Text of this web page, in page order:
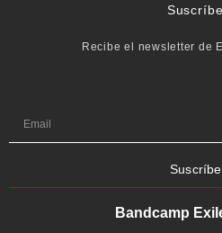
Recibe el newsletter de
Bandcamp